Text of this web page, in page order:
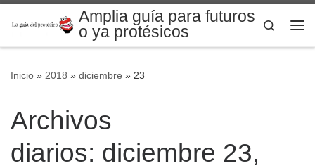
Saltar al contenidoAmplia guía para futuros
o ya protésicos
Search
Inicio » 2018 » diciembre » 23
Archivos
diarios: diciembre 23,